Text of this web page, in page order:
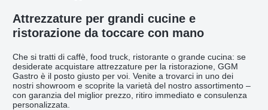
Attrezzature per grandi cucine e
ristorazione da toccare con mano
Che si tratti di caffè, food truck, ristorante o grande cucina: se
desiderate acquistare attrezzature per la ristorazione, GGM
Gastro è il posto giusto per voi. Venite a trovarci in uno dei
nostri showroom e scoprite la varietà del nostro assortimento –
con garanzia del miglior prezzo, ritiro immediato e consulenza
personalizzata.